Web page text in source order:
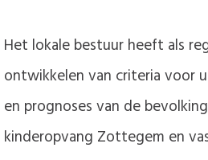
Het lokale bestuur heeft als
ontwikkelen van criteria voor
en prognoses van de
kinderopvang Zottegem en